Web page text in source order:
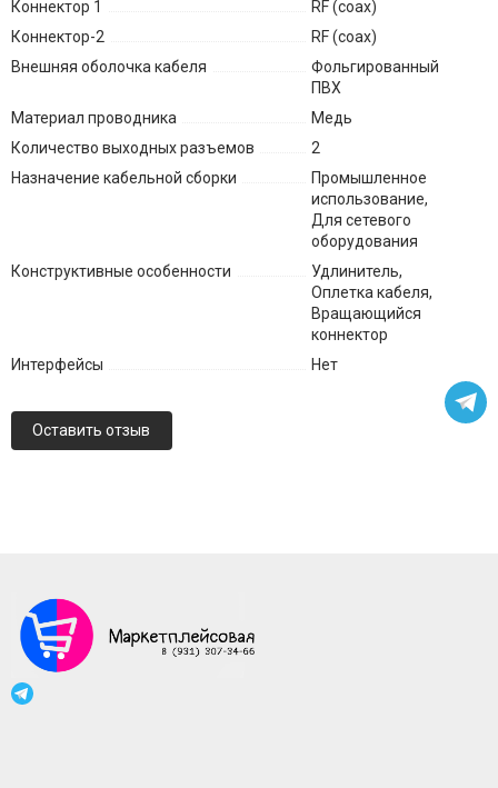
Коннектор 1
RF (coax)
Коннектор-2
RF (coax)
Внешняя оболочка кабеля
Фольгированный
ПВХ
Материал проводника
Медь
Количество выходных разъемов
2
Назначение кабельной сборки
Промышленное
использование,
Для сетевого
оборудования
Конструктивные особенности
Удлинитель,
Оплетка кабеля,
Вращающийся
коннектор
Интерфейсы
Нет
Оставить отзыв